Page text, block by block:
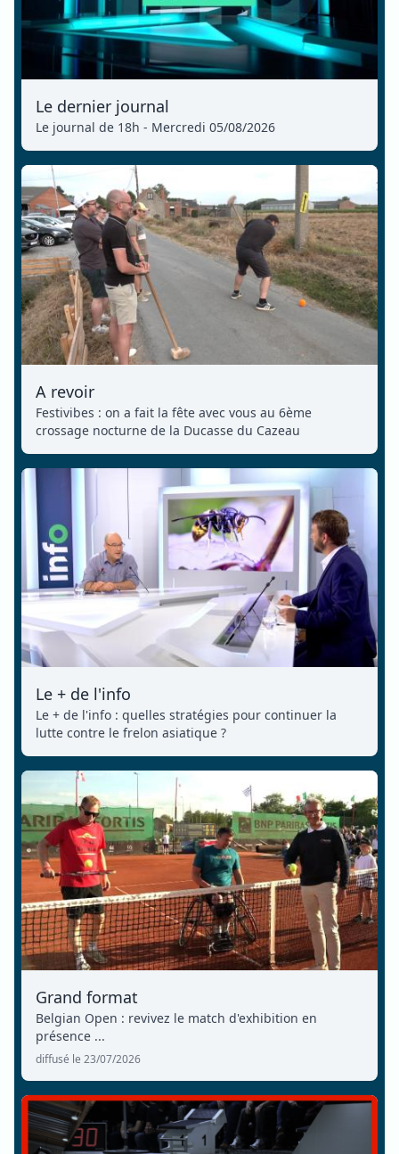
Le dernier journal
Le journal de 18h - Mercredi 05/08/2026
A revoir
Festivibes : on a fait la fête avec vous au 6ème
crossage nocturne de la Ducasse du Cazeau
Le + de l'info
Le + de l'info : quelles stratégies pour continuer la
lutte contre le frelon asiatique ?
Grand format
Belgian Open : revivez le match d'exhibition en
présence ...
diffusé le 23/07/2026